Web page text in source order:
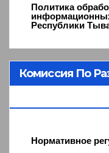
Политика
Республики
Комиссия По
Нормативное